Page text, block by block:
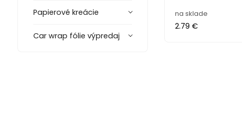
Papierové kreácie
Car wrap fólie výpredaj
na sklade
2.79 €